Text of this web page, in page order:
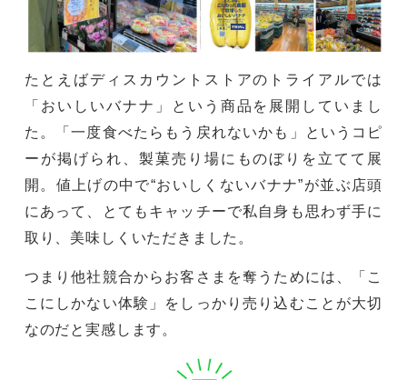
たとえばディスカウントストアのトライアルでは
「おいしいバナナ」という商品を展開していまし
た。「一度食べたらもう戻れないかも」というコピ
ーが掲げられ、製菓売り場にものぼりを立てて展
開。値上げの中で“おいしくないバナナ”が並ぶ店頭
にあって、とてもキャッチーで私自身も思わず手に
取り、美味しくいただきました。
つまり他社競合からお客さまを奪うためには、「こ
こにしかない体験」をしっかり売り込むことが大切
なのだと実感します。